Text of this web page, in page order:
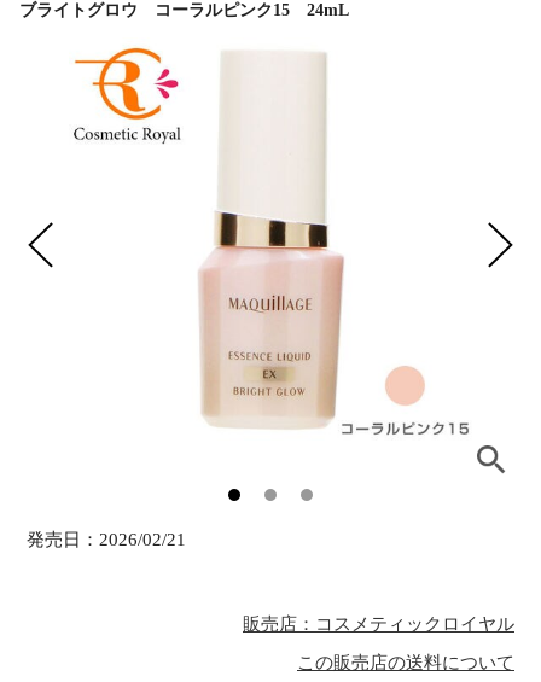
ブライトグロウ コーラルピンク15 24mL
発売日： 2026/02/21
販売店：コスメティックロイヤル
この販売店の送料について